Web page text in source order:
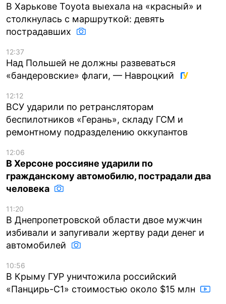
В Харькове Toyota выехала на «красный» и
столкнулась с маршруткой: девять
пострадавших
12:37
Над Польшей не должны развеваться
«бандеровские» флаги, — Навроцкий
12:12
ВСУ ударили по ретрансляторам
беспилотников «Герань», складу ГСМ и
ремонтному подразделению оккупантов
12:06
В Херсоне россияне ударили по
гражданскому автомобилю, пострадали два
человека
11:20
В Днепропетровской области двое мужчин
избивали и запугивали жертву ради денег и
автомобилей
10:56
В Крыму ГУР уничтожила российский
«Панцирь-С1» стоимостью около $15 млн